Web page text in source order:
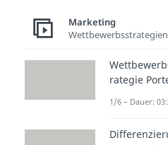
Marketing
Wettbewerbsstrategien
rategie
1/6 – Dauer: